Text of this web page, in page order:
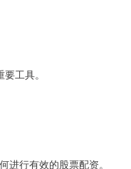
工具。
行有效的股票配资。